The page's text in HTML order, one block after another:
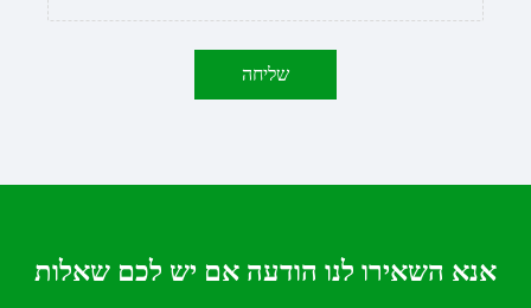
שליחה
אנא השאירו לנו הודעה אם יש לכם שאלות